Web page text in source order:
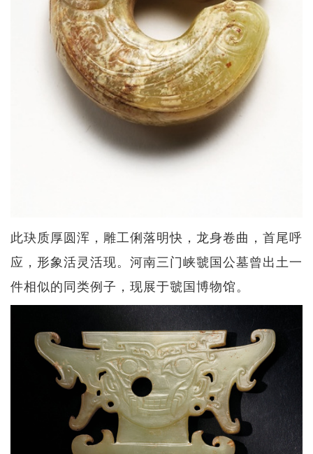
此玦质厚圆浑，雕工俐落明快，龙身卷曲，首尾呼
应，形象活灵活现。河南三门峡虢国公墓曾出土一
件相似的同类例子，现展于虢国博物馆。